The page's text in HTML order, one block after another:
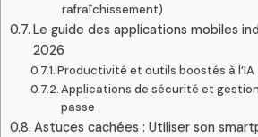
rafraîchissement)
Le guide des applications mobiles
2026
Productivité et outils boostés à l’IA
Applications de sécurité et
passe
Astuces cachées : Utiliser son